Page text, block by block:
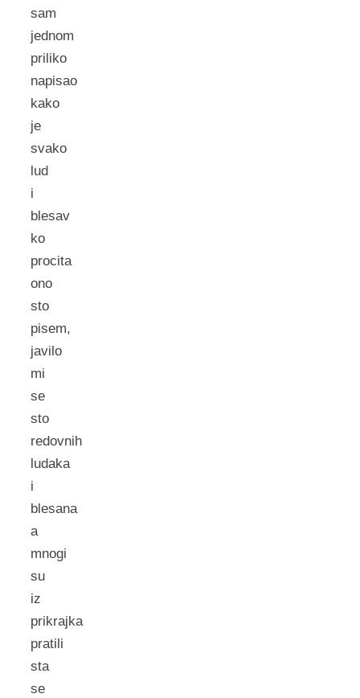
sam
jednom
priliko
napisao
kako
je
svako
lud
i
blesav
ko
procita
ono
sto
pisem,
javilo
mi
se
sto
redovnih
ludaka
i
blesana
a
mnogi
su
iz
prikrajka
pratili
sta
se